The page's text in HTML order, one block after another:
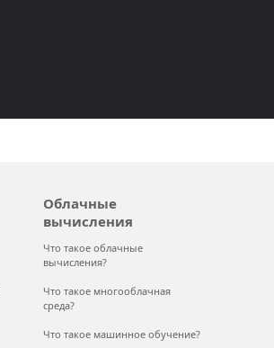
Облачные
вычисления
Что такое облачные
вычисления?
Что такое многооблачная
среда?
Что такое машинное обучение?